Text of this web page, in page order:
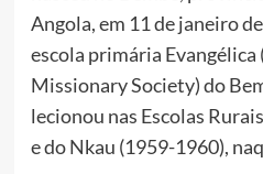
Angola, em 11 de janeiro
escola primária Evangélica
Missionary Society) do
lecionou nas Escolas
e do Nkau (1959-1960),